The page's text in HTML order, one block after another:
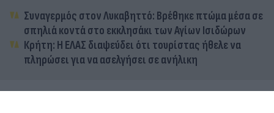
Συναγερμός στον Λυκαβηττό: Βρέθηκε πτώμα μέσα σε
σπηλιά κοντά στο εκκλησάκι των Αγίων Ισιδώρων
Κρήτη: Η ΕΛΑΣ διαψεύδει ότι τουρίστας ήθελε να
πληρώσει για να ασελγήσει σε ανήλικη